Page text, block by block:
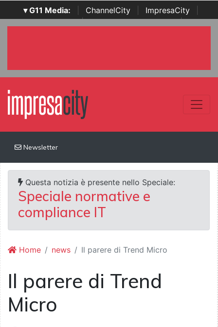
▾ G11 Media: ChannelCity ImpresaCity
SecurityOpenLab | Italian Channel Awards | Italian
Newsletter
Questa notizia è presente nello Speciale:
Speciale normative e
compliance IT
Home news Il parere di Trend Micro
Il parere di Trend
Micro